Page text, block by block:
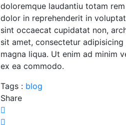
doloremque laudantiu totam
dolor in reprehenderit in
sint occaecat cupidatat non,
sit amet, consectetur
magna liqua. Ut enim ad minim
ex ea commodo.
Tags : blog
Share